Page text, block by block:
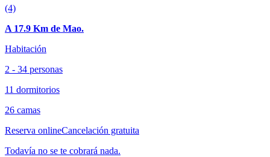
(4)
A 17.9 Km de Mao.
Habitación
2 - 34 personas
11 dormitorios
26 camas
Reserva onlineCancelación gratuita
Todavía no se te cobrará nada.